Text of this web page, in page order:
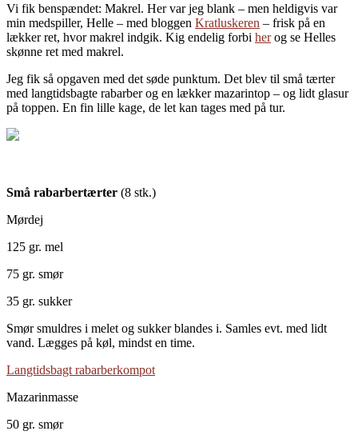
Vi fik benspændet: Makrel. Her var jeg blank – men heldigvis var
min medspiller, Helle – med bloggen Kratluskeren – frisk på en
lækker ret, hvor makrel indgik. Kig endelig forbi herog se Helles
skønne ret med makrel.
Jeg fik så opgaven med det søde punktum. Det blev til små tærter
med langtidsbagte rabarber og en lækker mazarintop – og lidt glasur
på toppen. En fin lille kage, de let kan tages med på tur.
Små rabarbertærter (8 stk.)
Mørdej
125 gr. mel
75 gr. smør
35 gr. sukker
Smør smuldres i melet og sukker blandes i. Samles evt. med lidt
vand. Lægges på køl, mindst en time.
Langtidsbagt rabarberkompot
Mazarinmasse
50 gr. smør